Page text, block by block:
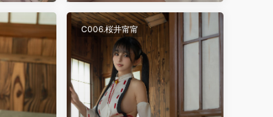
C006.桜井甯甯